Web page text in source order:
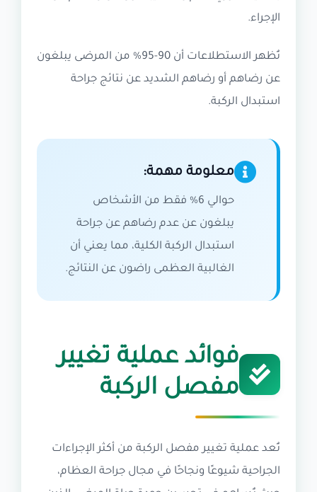
الإجراء.
تُظهر الاستطلاعات أن 90-95% من المرضى يبلغون
عن رضاهم أو رضاهم الشديد عن نتائج جراحة
استبدال الركبة.
معلومة مهمة:
حوالي 6% فقط من الأشخاص
يبلغون عن عدم رضاهم عن جراحة
استبدال الركبة الكلية، مما يعني أن
الغالبية العظمى راضون عن النتائج.
فوائد عملية تغيير
مفصل الركبة
تُعد عملية تغيير مفصل الركبة من أكثر الإجراءات
الجراحية شيوعًا ونجاحًا في مجال جراحة العظام،